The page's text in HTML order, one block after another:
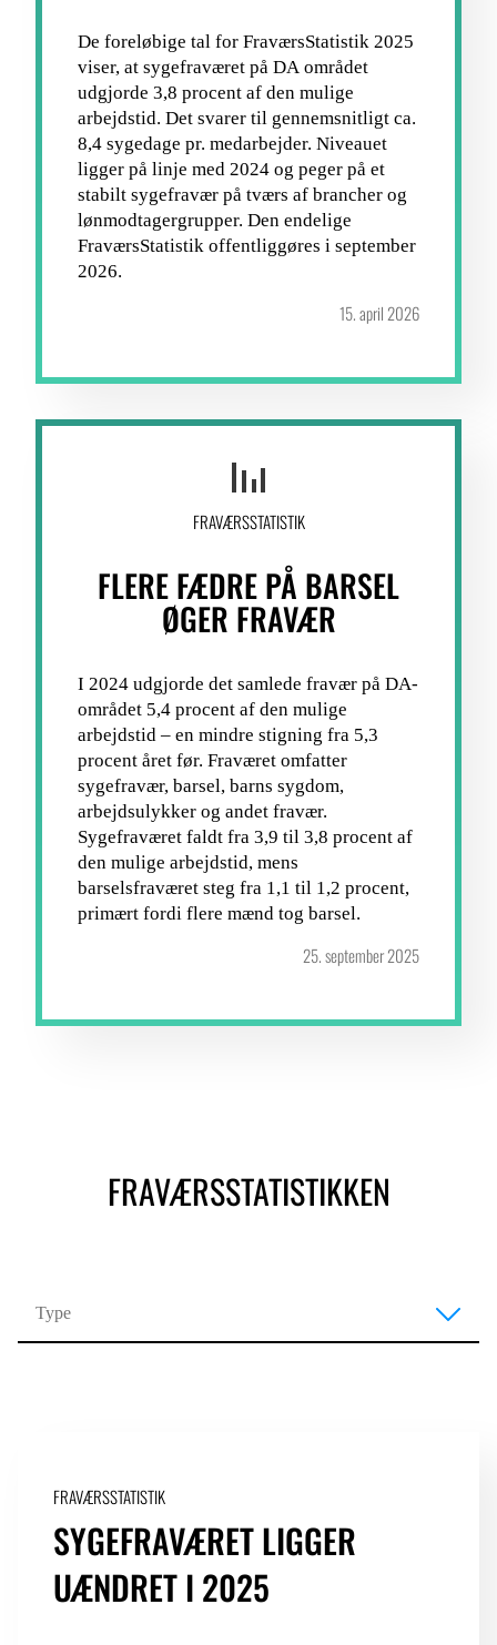
De foreløbige tal for FraværsStatistik 2025
viser, at sygefraværet på DA området
udgjorde 3,8 procent af den mulige
arbejdstid. Det svarer til gennemsnitligt ca.
8,4 sygedage pr. medarbejder. Niveauet
ligger på linje med 2024 og peger på et
stabilt sygefravær på tværs af brancher og
lønmodtagergrupper. Den endelige
FraværsStatistik offentliggøres i september
2026.
15. april 2026
FRAVÆRSSTATISTIK
FLERE FÆDRE PÅ BARSEL
ØGER FRAVÆR
I 2024 udgjorde det samlede fravær på DA-
området 5,4 procent af den mulige
arbejdstid – en mindre stigning fra 5,3
procent året før. Fraværet omfatter
sygefravær, barsel, barns sygdom,
arbejdsulykker og andet fravær.
Sygefraværet faldt fra 3,9 til 3,8 procent af
den mulige arbejdstid, mens
barselsfraværet steg fra 1,1 til 1,2 procent,
primært fordi flere mænd tog barsel.
25. september 2025
FRAVÆRSSTATISTIKKEN
FRAVÆRSSTATISTIK
SYGEFRAVÆRET LIGGER
UÆNDRET I 2025